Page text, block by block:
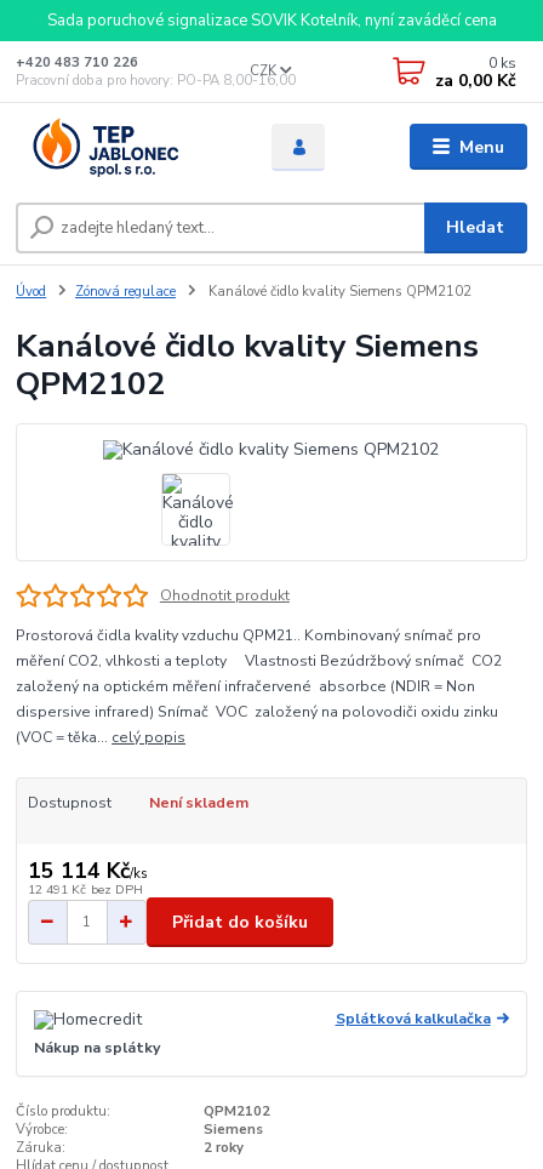
Sada poruchové signalizace SOVIK Kotelník, nyní zaváděcí cena
Menu
CZK
Hledat
+420 483 710 226
Pracovní doba pro hovory: PO-PA 8,00-16,00
0 ks
za 0,00 Kč
Úvod Zónová regulace Kanálové čidlo kvality Siemens QPM2102
Kanálové čidlo kvality Siemens
QPM2102
Ohodnotit produkt
Prostorová čidla kvality vzduchu QPM21.. Kombinovaný snímač pro
měření CO2, vlhkosti a teploty Vlastnosti Bezúdržbový snímač CO2
založený na optickém měření infračervené absorbce (NDIR = Non
dispersive infrared) Snímač VOC založený na polovodiči oxidu zinku
(VOC = těka... celý popis
Dostupnost Není skladem
15 114 Kč/ks
12 491 Kč bez DPH
Přidat do košíku
Splátková kalkulačka
Nákup na splátky
Číslo produktu:
QPM2102
Výrobce:
Siemens
Záruka:
2 roky